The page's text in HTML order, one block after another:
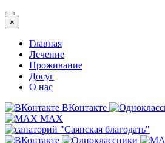
×
Главная
Лечение
Проживание
Досуг
О нас
ВКонтакте
MAX